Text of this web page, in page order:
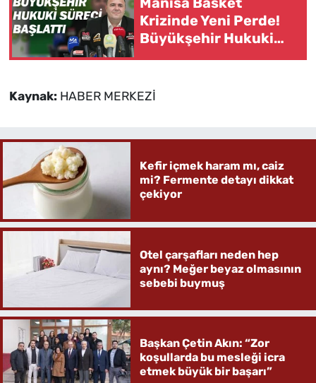
Krizinde Yeni Perde!
Büyükşehir Hukuki
Kaynak: HABER MERKEZİ
Kefir içmek haram mı, caiz
mi? Fermente detayı dikkat
çekiyor
Otel çarşafları neden hep
aynı? Meğer beyaz olmasının
sebebi buymuş
Başkan Çetin Akın: “Zor
koşullarda bu mesleği icra
etmek büyük bir başarı”